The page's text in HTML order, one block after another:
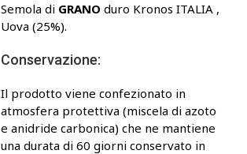
Semola di GRANO duro Kronos ITALIA ,
Uova (25%).
Conservazione:
Il prodotto viene confezionato in
atmosfera protettiva (miscela di azoto
e anidride carbonica) che ne mantiene
una durata di 60 giorni conservato in